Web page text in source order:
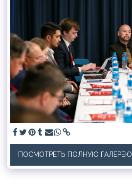
ПОСМОТРЕТЬ ПОЛНУЮ ГАЛЕРЕЮ